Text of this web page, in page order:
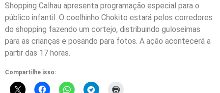
Shopping Calhau apresenta programação especial para o
público infantil. O coelhinho Chokito estará pelos corredores
do shopping fazendo um cortejo, distribuindo guloseimas
para as crianças e posando para fotos. A ação acontecerá a
partir das 17 horas.
Compartilhe isso: